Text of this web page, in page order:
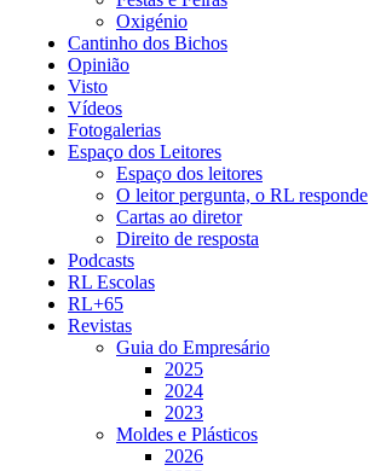
Oxigénio
Cantinho dos Bichos
Opinião
Visto
Vídeos
Fotogalerias
Espaço dos Leitores
Espaço dos leitores
O leitor pergunta, o RL responde
Cartas ao diretor
Direito de resposta
Podcasts
RL Escolas
RL+65
Revistas
Guia do Empresário
2025
2024
2023
Moldes e Plásticos
2026